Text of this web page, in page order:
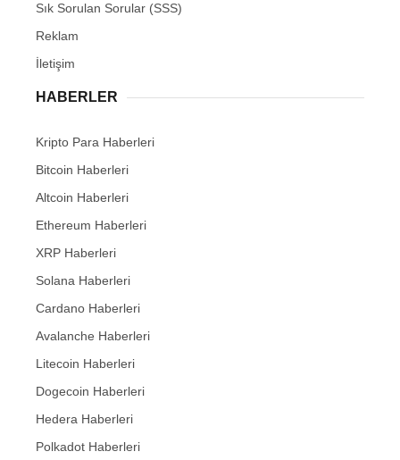
Sık Sorulan Sorular (SSS)
Reklam
İletişim
HABERLER
Kripto Para Haberleri
Bitcoin Haberleri
Altcoin Haberleri
Ethereum Haberleri
XRP Haberleri
Solana Haberleri
Cardano Haberleri
Avalanche Haberleri
Litecoin Haberleri
Dogecoin Haberleri
Hedera Haberleri
Polkadot Haberleri